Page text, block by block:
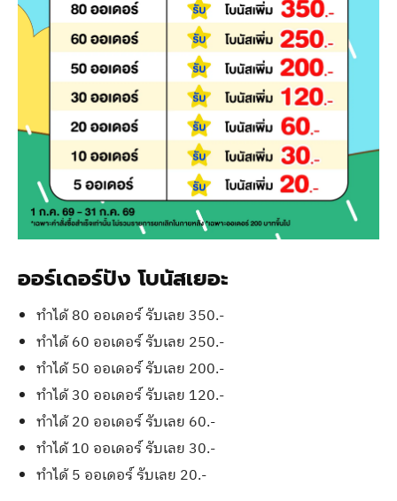
ออร์เดอร์ปัง โบนัสเยอะ
ทำได้ 80 ออเดอร์ รับเลย 350.-
ทำได้ 60 ออเดอร์ รับเลย 250.-
ทำได้ 50 ออเดอร์ รับเลย 200.-
ทำได้ 30 ออเดอร์ รับเลย 120.-
ทำได้ 20 ออเดอร์ รับเลย 60.-
ทำได้ 10 ออเดอร์ รับเลย 30.-
ทำได้ 5 ออเดอร์ รับเลย 20.-